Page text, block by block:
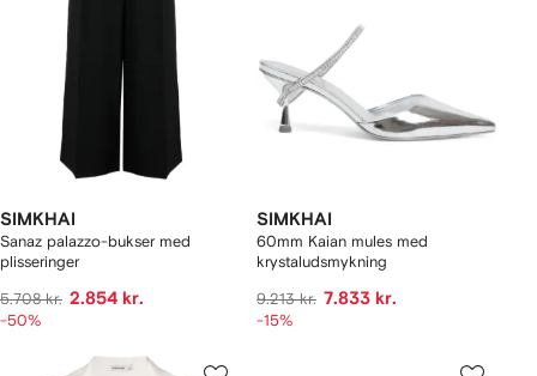
SIMKHAI
Sanaz palazzo-bukser med
plisseringer
5.708 kr. 2.854 kr.
-50%
SIMKHAI
60mm Kaian mules med
krystaludsmykning
9.213 kr. 7.833 kr.
-15%